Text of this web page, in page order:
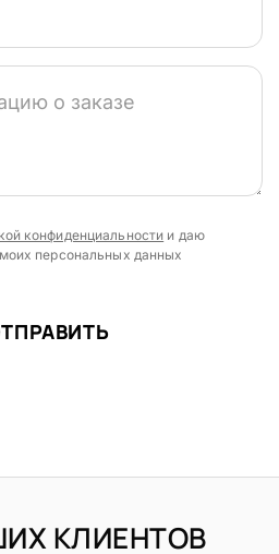
конфиденциальности и даю
моих персональных данных
КЛИЕНТОВ